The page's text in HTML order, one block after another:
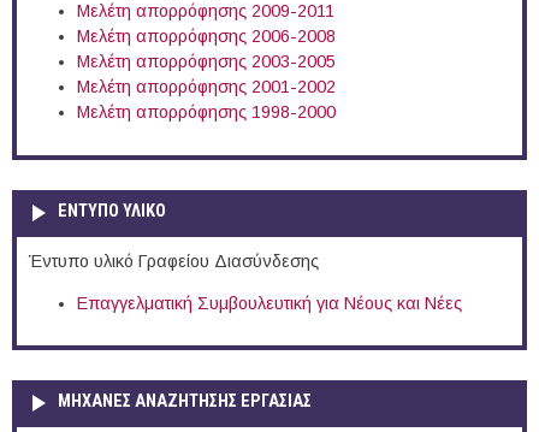
Μελέτη απορρόφησης 2009-2011
Μελέτη απορρόφησης 2006-2008
Μελέτη απορρόφησης 2003-2005
Μελέτη απορρόφησης 2001-2002
Μελέτη απορρόφησης 1998-2000
ΕΝΤΥΠΟ ΥΛΙΚΟ
Έντυπο υλικό Γραφείου Διασύνδεσης
Επαγγελματική Συμβουλευτική για Νέους και Νέες
ΜΗΧΑΝΕΣ ΑΝΑΖΗΤΗΣΗΣ ΕΡΓΑΣΙΑΣ